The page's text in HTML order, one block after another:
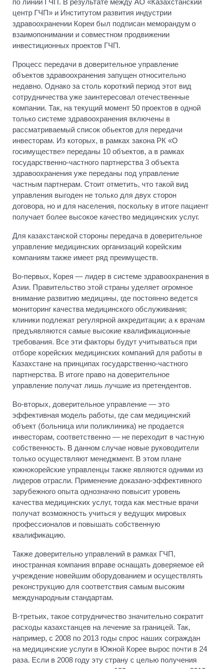
по линии ГЧП. В результате между АО «Казахстанский
центр ГЧП» и Институтом развития индустрии
здравоохранении Кореи был подписан меморандум о
взаимопонимании и совместном продвижении
инвестиционных проектов ГЧП.
Процесс передачи в доверительное управление
объектов здравоохранения запущен относительно
недавно. Однако за столь короткий период этот вид
сотрудничества уже заинтересовал отечественные
компании. Так, на текущий момент 50 проектов в одной
только системе здравоохранения включены в
рассматриваемый список обьектов для передачи
инвесторам. Из которых, в рамках закона РК «О
госимуществе» переданы 10 объектов, а в рамках
государственно-частного партнерства 3 объекта
здравоохранения уже переданы под управление
частным партнерам. Стоит отметить, что такой вид
управления выгоден не только для двух сторон
договора, но и для населения, поскольку в итоге пациент
получает более высокое качество медицинских услуг.
Для казахстанской стороны передача в доверительное
управление медицинских организаций корейским
компаниям также имеет ряд преимуществ.
Во-первых, Корея — лидер в системе здравоохранения в
Азии. Правительство этой страны уделяет огромное
внимание развитию медицины, где постоянно ведется
мониторинг качества медицинского обслуживания;
клиники подлежат регулярной аккредитации; а к врачам
предъявляются самые высокие квалификационные
требования. Все эти факторы будут учитываться при
отборе корейских медицинских компаний для работы в
Казахстане на принципах государственно-частного
партнерства. В итоге право на доверительное
управление получат лишь лучшие из претендентов.
Во-вторых, доверительное управление — это
эффективная модель работы, где сам медицинский
объект (больница или поликлиника) не продается
инвесторам, соответственно — не переходит в частную
собственность. В данном случае новые руководители
только осуществляют менеджмент. В этом плане
южнокорейские управленцы также являются одними из
лидеров отрасли. Применение доказано-эффективного
зарубежного опыта однозначно повысит уровень
качества медицинских услуг, тогда как местные врачи
получат возможность учиться у ведущих мировых
профессионалов и повышать собственную
квалификацию.
Также доверительно управлений в рамках ГЧП,
иностранная компания вправе оснащать доверяемое ей
учреждение новейшим оборудованием и осуществлять
реконструкцию для соответствия самым высоким
международным стандартам.
В-третьих, такое сотрудничество значительно сократит
расходы казахстанцев на лечение за границей. Так,
например, с 2008 по 2013 годы спрос наших сограждан
на медицинские услуги в Южной Корее вырос почти в 24
раза. Если в 2008 году эту страну с целью получения